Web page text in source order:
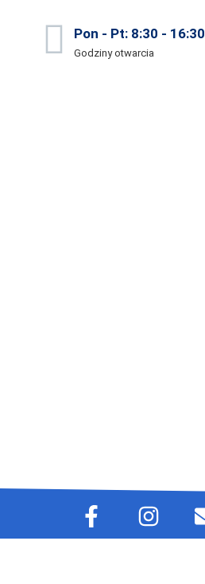
Pon - Pt: 8:30 - 16:30
Godziny otwarcia